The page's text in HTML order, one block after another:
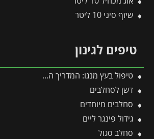
שיזף סיני 10 ליטר
טיפים לגינון
טיפול בעץ מנגו: המדריך המקצועי לשמירה על עץ בריא ופרודוקטיבי
דשן לסחלבים
סחלבים מיוחדים
גידול פינגר ליים
סחלב סגול